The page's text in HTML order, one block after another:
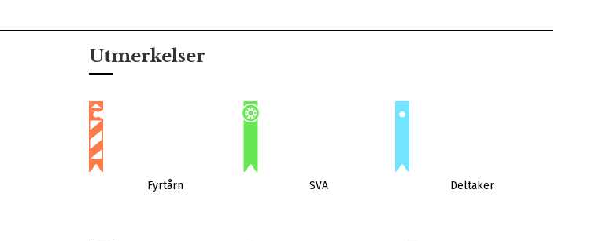
Utmerkelser
Fyrtårn SVA Deltaker